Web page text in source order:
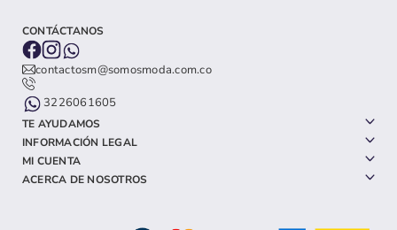
CONTÁCTANOS
contactosm@somosmoda.com.co
3226061605
TE AYUDAMOS
INFORMACIÓN LEGAL
MI CUENTA
ACERCA DE NOSOTROS